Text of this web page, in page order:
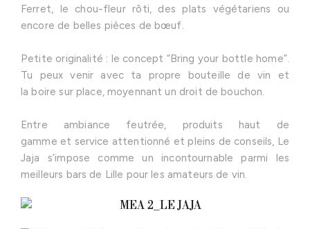
Ferret, le chou-fleur rôti, des plats végétariens ou
encore de belles pièces de bœuf.
Petite originalité : le concept “Bring your bottle home”.
Tu peux venir avec ta propre bouteille de vin et
la boire sur place, moyennant un droit de bouchon.
Entre ambiance feutrée, produits haut de
gamme et service attentionné et pleins de conseils, Le
Jaja s’impose comme un incontournable parmi les
meilleurs bars de Lille pour les amateurs de vin.